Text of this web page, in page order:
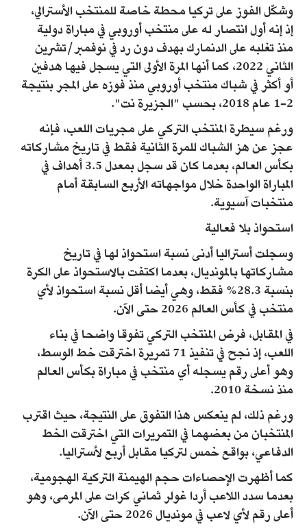
وشكّل الفوز على تركيا محطة خاصة للمنتخب الأسترالي،
إذ إنه أول انتصار له على منتخب أوروبي في مباراة دولية
منذ تغلبه على الدنمارك بهدف دون رد في نوفمبر/تشرين
الثاني 2022، كما أنها المرة الأولى التي يسجل فيها هدفين
أو أكثر في شباك منتخب أوروبي منذ فوزه على المجر بنتيجة
2-1 عام 2018، بحسب "الجزيرة نت".
ورغم سيطرة المنتخب التركي على مجريات اللعب، فإنه
عجز عن هز الشباك للمرة الثانية فقط في تاريخ مشاركاته
بكأس العالم، بعدما كان قد سجل بمعدل 3.5 أهداف في
المباراة الواحدة خلال مواجهاته الأربع السابقة أمام
منتخبات آسيوية.
استحواذ بلا فعالية
وسجلت أستراليا أدنى نسبة استحواذ لها في تاريخ
مشاركاتها بالمونديال، بعدما اكتفت بالاستحواذ على الكرة
بنسبة 28.3% فقط، وهي أيضا أقل نسبة استحواذ لأي
منتخب في كأس العالم 2026 حتى الآن.
في المقابل، فرض المنتخب التركي تفوقا واضحا في بناء
اللعب، إذ نجح في تنفيذ 71 تمريرة اخترقت خط الوسط،
وهو أعلى رقم يسجله أي منتخب في مباراة بكأس العالم
منذ نسخة 2010.
ورغم ذلك، لم ينعكس هذا التفوق على النتيجة، حيث اقترب
المنتخبان من بعضهما في التمريرات التي اخترقت الخط
الدفاعي، بواقع خمس لتركيا مقابل أربع لأستراليا.
كما أظهرت الإحصاءات حجم الهيمنة التركية الهجومية،
بعدما سدد اللاعب أردا غولر ثماني كرات على المرمى، وهو
أعلى رقم لأي لاعب في مونديال 2026 حتى الآن.